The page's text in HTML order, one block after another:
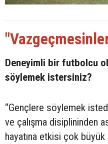
Deneyimli bir futbolcu
söylemek istersiniz?
“Gençlere söylemek
ve çalışma disiplininden
hayatına etkisi çok